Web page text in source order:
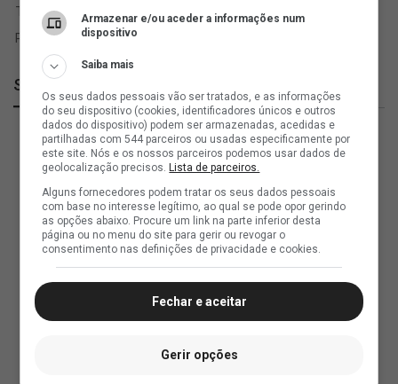
SuperVasco
Armazenar e/ou aceder a informações num
dispositivo
Saiba mais
Os seus dados pessoais vão ser tratados, e as informações
do seu dispositivo (cookies, identificadores únicos e outros
dados do dispositivo) podem ser armazenadas, acedidas e
partilhadas com 544 parceiros ou usadas especificamente por
este site. Nós e os nossos parceiros podemos usar dados de
geolocalização precisos.Lista de parceiros.
Alguns fornecedores podem tratar os seus dados pessoais
com base no interesse legítimo, ao qual se pode opor gerindo
as opções abaixo. Procure um link na parte inferior desta
página ou no menu do site para gerir ou revogar o
consentimento nas definições de privacidade e cookies.
Fechar e aceitar
Gerir opções